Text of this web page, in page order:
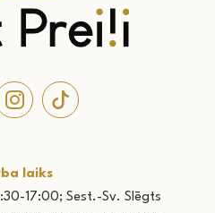
laiks
17:00; Sest.-Sv. Slēgts